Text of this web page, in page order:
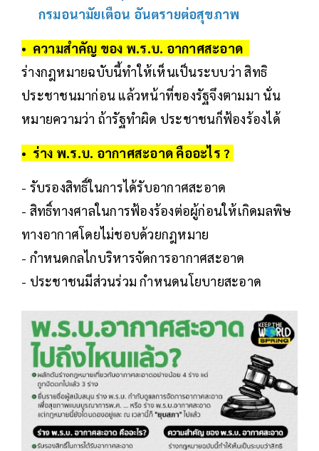
กรมอนามัยเตือน อันตรายต่อสุขภาพ
• ความสำคัญ ของ พ.ร.บ. อากาศสะอาด
ร่างกฎหมายฉบับนี้ทำให้เห็นเป็นระบบว่า สิทธิ
ประชาชนมาก่อน แล้วหน้าที่ของรัฐจึงตามมา นั่น
หมายความว่า ถ้ารัฐทำผิด ประชาชนก็ฟ้องร้องได้
• ร่าง พ.ร.บ. อากาศสะอาด คืออะไร ?
- รับรองสิทธิ์ในการได้รับอากาศสะอาด
- สิทธิ์ทางศาลในการฟ้องร้องต่อผู้ก่อนให้เกิดมลพิษ
ทางอากาศโดยไม่ชอบด้วยกฎหมาย
- กำหนดกลไกบริหารจัดการอากาศสะอาด
- ประชาชนมีส่วนร่วม กำหนดนโยบายสะอาด